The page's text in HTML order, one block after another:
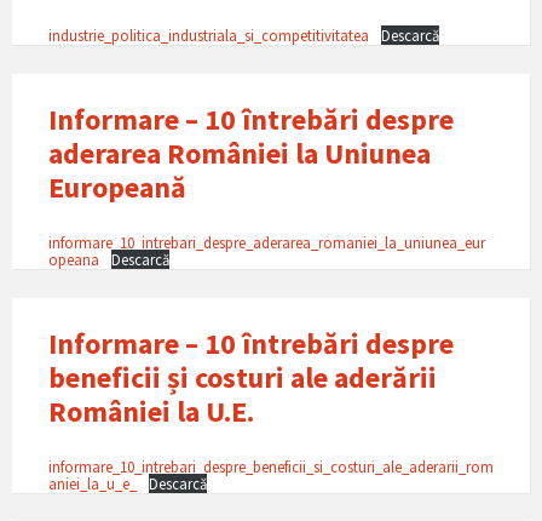
industrie_politica_industriala_si_competitivitatea Descarcă
Informare – 10 întrebări despre
aderarea României la Uniunea
Europeană
informare_10_intrebari_despre_aderarea_romaniei_la_uniunea_eur
opeana
Descarcă
Informare – 10 întrebări despre
beneficii și costuri ale aderării
României la U.E.
informare_10_intrebari_despre_beneficii_si_costuri_ale_aderarii_rom
aniei_la_u_e_
Descarcă